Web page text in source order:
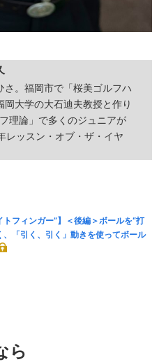
さ。福岡市で「桜美ゴルフハ
岡大学の大石迪夫教授と作り
理論」で多くのジュニアが
レッスン・オブ・ザ・イヤ
トフィンガー”】＜後編＞ボールを“打
、「引く、引く」動きを使ってボール
ら